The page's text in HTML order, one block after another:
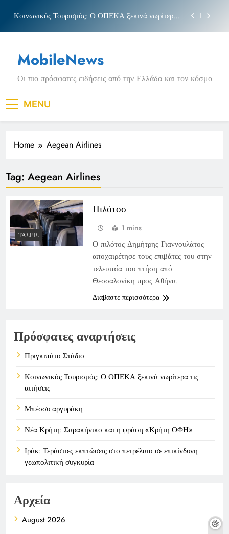
content
Κοινωνικός Τουρισμός: Ο ΟΠΕΚΑ ξεκινά νωρίτερα
Νέα Κρήτη: Σαρακήνικο και η φράση «Κρήτη
ΟΦΗ»
Πριγκιπάτο Στάδιο
Κοινωνικός Τουρισμός: Ο ΟΠΕΚΑ ξεκινά νωρίτερα
τις αιτήσεις
Μπέσσυ αργυράκη
Νέα Κρήτη: Σαρακήνικο και η φράση «Κρήτη
MobileNews
Οι πιο πρόσφατες ειδήσεις από την Ελλάδα και τον κόσμο
MENU
Home Aegean Airlines
Tag: Aegean Airlines
ΤΆΣΕΙΣ
Πιλότοσ
1 mins
Ο πιλότος Δημήτρης Γιαννουλάτος
αποχαιρέτησε τους επιβάτες του στην
τελευταία του πτήση από
Θεσσαλονίκη προς Αθήνα.
Διαβάστε περισσότερα
Πρόσφατες αναρτήσεις
Πριγκιπάτο Στάδιο
Κοινωνικός Τουρισμός: Ο ΟΠΕΚΑ ξεκινά νωρίτερα τις
αιτήσεις
Μπέσσυ αργυράκη
Νέα Κρήτη: Σαρακήνικο και η φράση «Κρήτη ΟΦΗ»
Ιράκ: Τεράστιες εκπτώσεις στο πετρέλαιο σε επικίνδυνη
γεωπολιτική συγκυρία
Αρχεία
August 2026